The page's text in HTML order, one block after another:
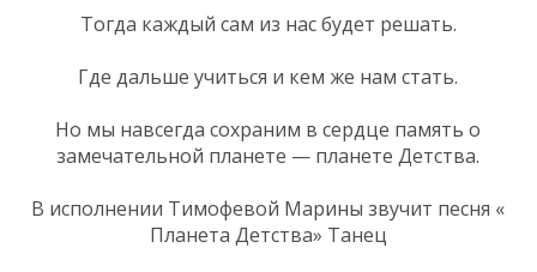
Тогда каждый сам из нас будет решать.
Где дальше учиться и кем же нам стать.
Но мы навсегда сохраним в сердце память о
замечательной планете — планете Детства.
В исполнении Тимофевой Марины звучит песня «
Планета Детства» Танец